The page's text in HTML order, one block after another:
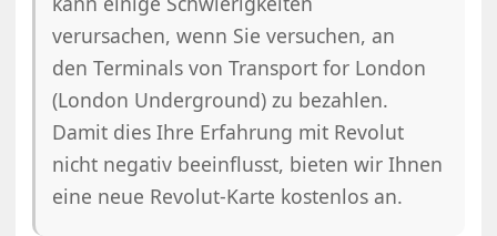
verursachen, wenn Sie versuchen, an
den Terminals von Transport for London
(London Underground) zu bezahlen.
Damit dies Ihre Erfahrung mit Revolut
nicht negativ beeinflusst, bieten wir Ihnen
eine neue Revolut-Karte kostenlos an.